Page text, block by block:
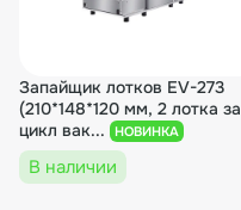
Запайщик лотков EV-273
(210*148*120 мм, 2 лотка за
цикл вак...
НОВИНКА
В наличии